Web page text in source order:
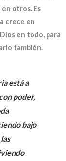
otros. Es
crece en
en todo, para
también.
está a
poder,
bajo